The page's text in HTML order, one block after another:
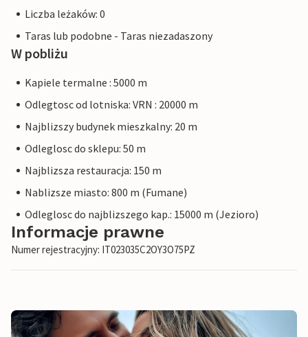
Liczba leżaków: 0
Taras lub podobne - Taras niezadaszony
W pobliżu
Kapiele termalne : 5000 m
Odlegtosc od lotniska: VRN : 20000 m
Najblizszy budynek mieszkalny: 20 m
Odleglosc do sklepu: 50 m
Najblizsza restauracja: 150 m
Nablizsze miasto: 800 m (Fumane)
Odleglosc do najblizszego kap.: 15000 m (Jezioro)
Informacje prawne
Numer rejestracyjny: IT023035C2OY3O75PZ